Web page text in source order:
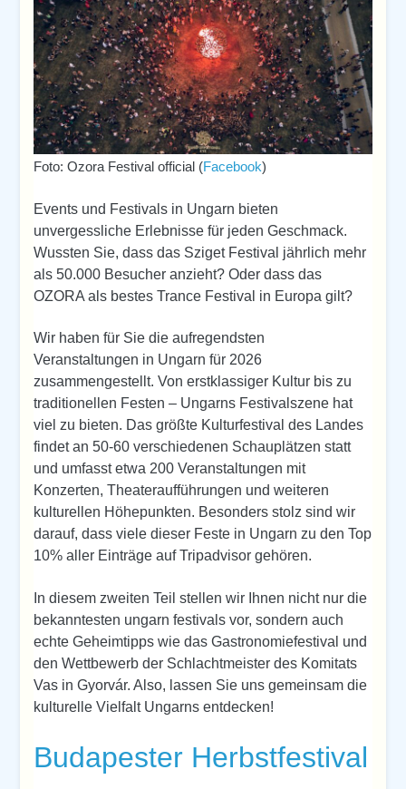
Foto: Ozora Festival official (Facebook)
Events und Festivals in Ungarn bieten
unvergessliche Erlebnisse für jeden Geschmack.
Wussten Sie, dass das Sziget Festival jährlich mehr
als 50.000 Besucher anzieht? Oder dass das
OZORA als bestes Trance Festival in Europa gilt?
Wir haben für Sie die aufregendsten
Veranstaltungen in Ungarn für 2026
zusammengestellt. Von erstklassiger Kultur bis zu
traditionellen Festen – Ungarns Festivalszene hat
viel zu bieten. Das größte Kulturfestival des Landes
findet an 50-60 verschiedenen Schauplätzen statt
und umfasst etwa 200 Veranstaltungen mit
Konzerten, Theateraufführungen und weiteren
kulturellen Höhepunkten. Besonders stolz sind wir
darauf, dass viele dieser Feste in Ungarn zu den Top
10% aller Einträge auf Tripadvisor gehören.
In diesem zweiten Teil stellen wir Ihnen nicht nur die
bekanntesten ungarn festivals vor, sondern auch
echte Geheimtipps wie das Gastronomiefestival und
den Wettbewerb der Schlachtmeister des Komitats
Vas in Gyorvár. Also, lassen Sie uns gemeinsam die
kulturelle Vielfalt Ungarns entdecken!
Budapester Herbstfestival